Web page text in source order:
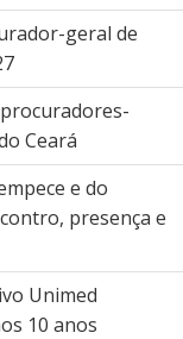
geral de
Ceará
e do
presença e
Unimed
10 anos